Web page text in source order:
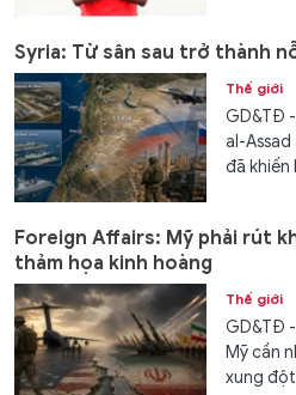
Syria: Từ sân sau trở thành
Thế giới
GD&TĐ
al-
đã khiến
Foreign Affairs: Mỹ phải rút
thảm họa kinh hoàng
Thế giới
GD&TĐ
Mỹ cần
xung